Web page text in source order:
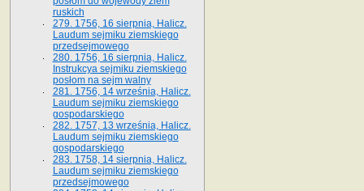
ruskich
279. 1756, 16 sierpnia, Halicz.
Laudum sejmiku ziemskiego
przedsejmowego
280. 1756, 16 sierpnia, Halicz.
Instrukcya sejmiku ziemskiego
posłom na sejm walny
281. 1756, 14 września, Halicz.
Laudum sejmiku ziemskiego
gospodarskiego
282. 1757, 13 września, Halicz.
Laudum sejmiku ziemskiego
gospodarskiego
283. 1758, 14 sierpnia, Halicz.
Laudum sejmiku ziemskiego
przedsejmowego